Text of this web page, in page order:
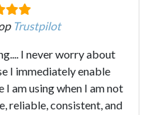
Trustpilot
I never worry about
I immediately enable
am using when I am not
reliable, consistent, and